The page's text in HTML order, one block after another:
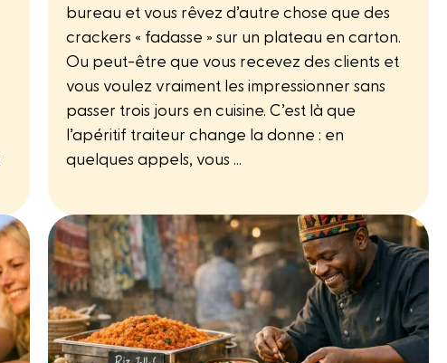
bureau et vous rêvez d’autre chose que des
crackers « fadasse » sur un plateau en carton.
Ou peut-être que vous recevez des clients et
vous voulez vraiment les impressionner sans
passer trois jours en cuisine. C’est là que
l’apéritif traiteur change la donne : en
quelques appels, vous ...